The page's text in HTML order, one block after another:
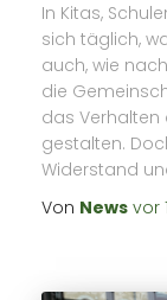
In Kitas,
sich täglich,
auch, wie
die
das Verhalten
gestalten.
Widerstand
Von News vor